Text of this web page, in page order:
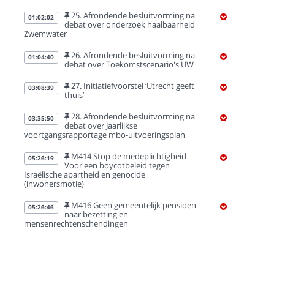
01:02:02
25. Afrondende besluitvorming na
debat over onderzoek haalbaarheid
Zwemwater
01:04:40
26. Afrondende besluitvorming na
debat over Toekomstscenario's UW
03:08:39
27. Initiatiefvoorstel ‘Utrecht geeft
thuis’
03:35:50
28. Afrondende besluitvorming na
debat over Jaarlijkse
voortgangsrapportage mbo-uitvoeringsplan
05:26:19
M414 Stop de medeplichtigheid –
Voor een boycotbeleid tegen
Israëlische apartheid en genocide
(inwonersmotie)
05:26:46
M416 Geen gemeentelijk pensioen
naar bezetting en
mensenrechtenschendingen